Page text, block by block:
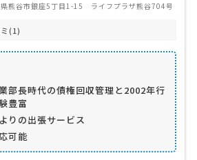
県熊谷市銀座5丁目1-15 ライフプラザ熊谷704号
(1)
部長時代の債権回収管理と2002年行
豊富
りの出張サービス
可能